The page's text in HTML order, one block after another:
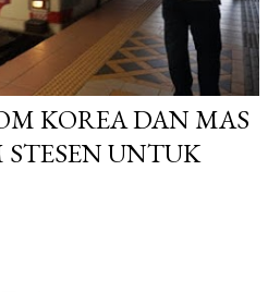
KOREA DAN MAS
UNTUK